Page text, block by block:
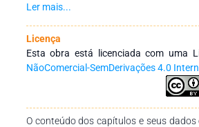
como objetivo integrar ações
dos profissionais da educação, por
conhecimentos das diversas áreas do
empenho, disponibilidade e
dessa obra. Esperamos também que
pedagógico para estudantes,
seus trabalhos e demais interessados
Ler mais...
Licença
Esta obra está licenciada com uma
NãoComercial-SemDerivações 4.0
O conteúdo dos capítulos e seus